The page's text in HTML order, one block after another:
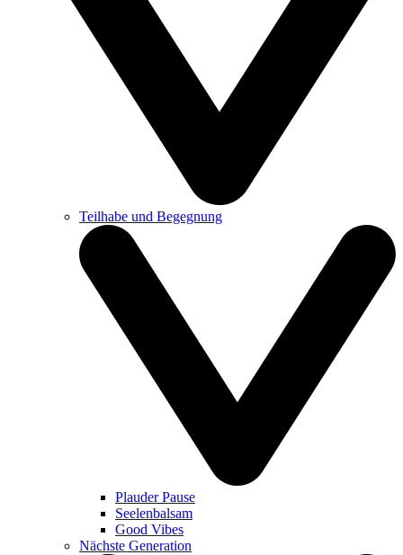
Teilhabe und Begegnung
Plauder Pause
Seelenbalsam
Good Vibes
Nächste Generation